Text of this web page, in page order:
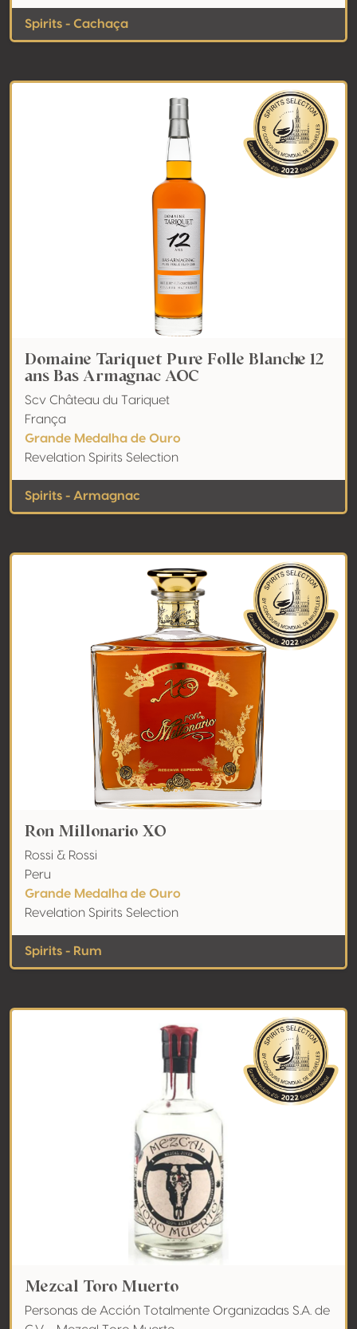
Spirits - Cachaça
Domaine Tariquet Pure Folle Blanche 12
ans Bas Armagnac AOC
Scv Château du Tariquet
França
Grande Medalha de Ouro
Revelation Spirits Selection
Spirits - Armagnac
Ron Millonario XO
Rossi & Rossi
Peru
Grande Medalha de Ouro
Revelation Spirits Selection
Spirits - Rum
Mezcal Toro Muerto
Personas de Acción Totalmente Organizadas S.A. de